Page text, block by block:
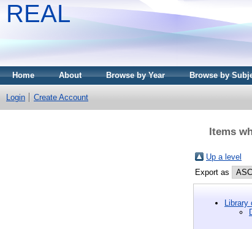
REAL
Home About Browse by Year Browse by
Login Create Account
Items
Up a level
Export as
Library